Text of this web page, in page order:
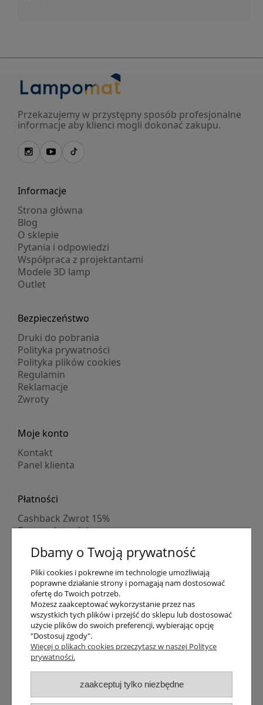
Przekazujemy w przystępny sposób profesjonalne
informacje aby klienci mogli dokonać zakupu.
Informacje
Strona główna
Blog
O sklepie
Pytania i odpowiedzi
Współpraca z projektantami
Modele 3D lamp
Outlet
Bezpieczeństwo
Druki do pobrania
Polityka prywatności
Polityka plików cookies
Regulamin
Reklamacje
Zwroty
Moje konto
Kontakt
Panel klienta
Płatności
Cashback Zwrot 15%
Formy płatności
Numer konta
PayPo kupujesz, nie płacisz
Progi rabatowe
Promocje
Dostawa
Czas wysyłki
Dostawa
Śledzenie przesyłki GLS
Śledzenie przesyłki DPD
Shipping abroad
Dbamy o Twoją prywatność
Pliki cookies i pokrewne im technologie umożliwiają
poprawne działanie strony i pomagają nam dostosować
ofertę do Twoich potrzeb.
Możesz zaakceptować wykorzystanie przez nas
wszystkich tych plików i przejść do sklepu lub dostosować
użycie plików do swoich preferencji, wybierając opcję
"Dostosuj zgody".
Więcej o plikach cookies przeczytasz w naszej Polityce
prywatności.
zaakceptuj tylko niezbędne